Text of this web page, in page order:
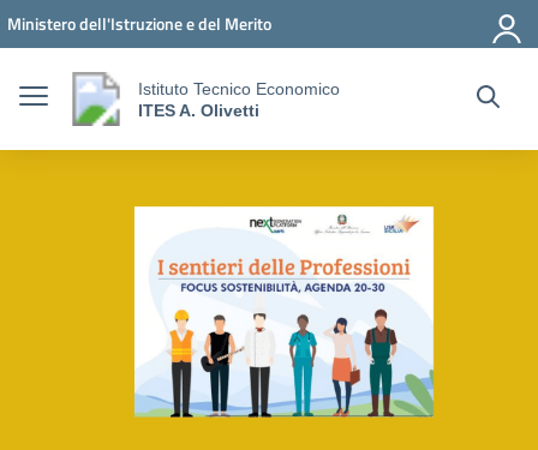
Ministero dell'Istruzione e del Merito
Istituto Tecnico Economico
ITES A. Olivetti